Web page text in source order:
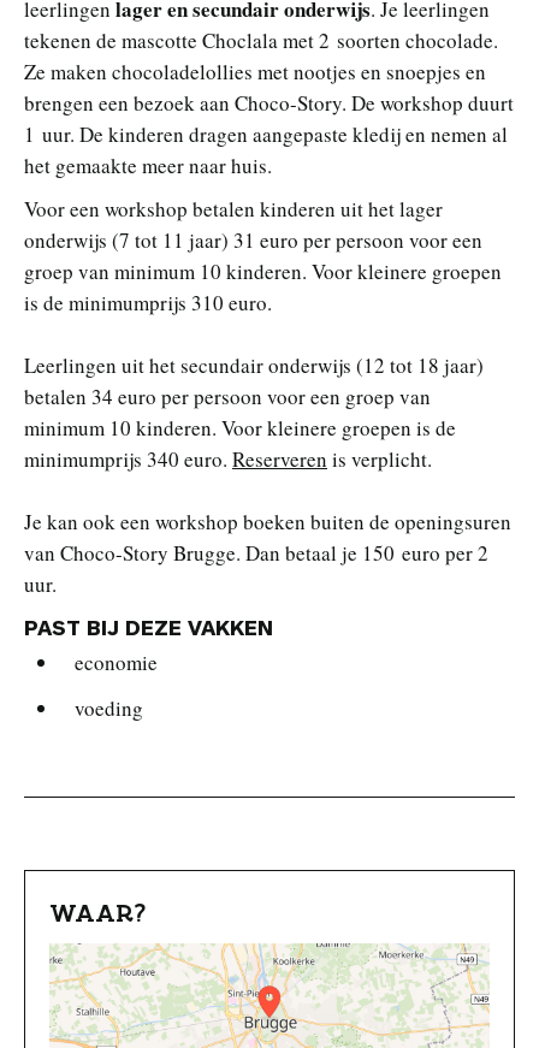
leerlingen lager en secundair onderwijs. Je leerlingen
tekenen de mascotte Choclala met 2 soorten chocolade.
Ze maken chocoladelollies met nootjes en snoepjes en
brengen een bezoek aan Choco-Story. De workshop duurt
1 uur. De kinderen dragen aangepaste kledij en nemen al
het gemaakte meer naar huis.
Voor een workshop betalen kinderen uit het lager
onderwijs (7 tot 11 jaar) 31 euro per persoon voor een
groep van minimum 10 kinderen. Voor kleinere groepen
is de minimumprijs 310 euro.
Leerlingen uit het secundair onderwijs (12 tot 18 jaar)
betalen 34 euro per persoon voor een groep van
minimum 10 kinderen. Voor kleinere groepen is de
minimumprijs 340 euro. Reserveren is verplicht.
Je kan ook een workshop boeken buiten de openingsuren
van Choco-Story Brugge. Dan betaal je 150 euro per 2
uur.
PAST BIJ DEZE VAKKEN
economie
voeding
WAAR?